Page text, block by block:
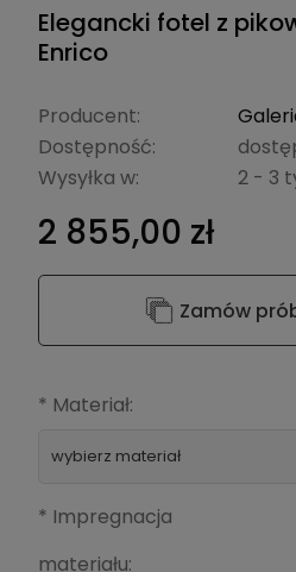
Elegancki fotel z
Enrico
Producent:
Dostępność:
Wysyłka w:
2 - 3
2 855,00 zł
Zamów
* Materiał:
wybierz materiał
* Impregnacja
materiału: